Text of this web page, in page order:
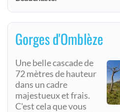
Gorges d'Omblèze
Une belle cascade de
72 mètres de hauteur
dans un cadre
majestueux et frais.
C'est cela que vous